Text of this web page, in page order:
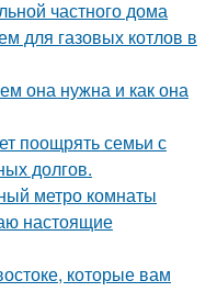
частного дома
для газовых котлов в
она нужна и как она
поощрять семьи с
долгов.
метро комнаты
настоящие
которые вам